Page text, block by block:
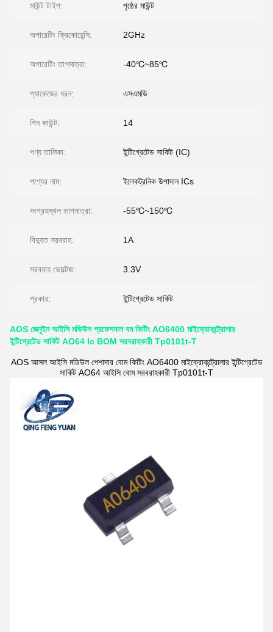
মাউন্ট টাইপ: পৃষ্ঠের মাউন্ট
অপারেটিং ফ্রিকোয়েন্সি: 2GHz
অপারেটিং তাপমাত্রা: -40℃~85℃
প্যাকেজের ধরন: এসএমডি
পিন কাউন্ট: 14
পণ্য তালিকা: ইন্টিগ্রেটেড সার্কিট (IC)
পণ্যের নাম: ইলেকট্রনিক উপাদান ICs
সংগ্রহস্থল তাপমাত্রা: -55℃~150℃
বিদ্যুত সরবরাহ: 1A
সরবরাহ ভোল্টেজ: 3.3V
প্রকার: ইন্টিগ্রেটেড সার্কিট
AOS জেনুইন আইসি মডিউল প্রফেশনাল বম কিটিং AO6400 মাইক্রোকন্ট্রোলার
ইন্টিগ্রেটেড সার্কিট AO64 Ic BOM সরবরাহকারী Tp0101t-T
AOS আসল আইসি মডিউল পেশাদার বোম কিটিং AO6400 মাইক্রোকন্ট্রোলার ইন্টিগ্রেটেড
সার্কিট AO64 আইসি বোম সরবরাহকারী Tp0101t-T